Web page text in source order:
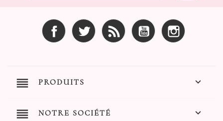
Facebook Twitter Rss YouTube
reorder PRODUITS 
reorder NOTRE SOCIÉTÉ 